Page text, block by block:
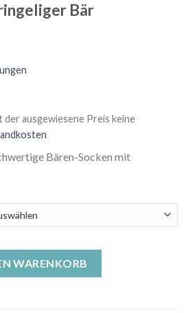
Bär
der ausgewiesene Preis keine
Bären-Socken mit
WARENKORB